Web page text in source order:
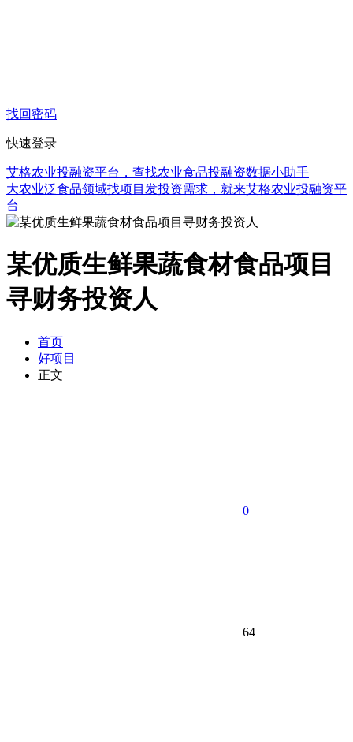
找回密码
快速登录
艾格农业投融资平台，查找农业食品投融资数据小助手
大农业泛食品领域找项目发投资需求，就来艾格农业投融资平
台
某优质生鲜果蔬食材食品项目
寻财务投资人
首页
好项目
正文
0
64